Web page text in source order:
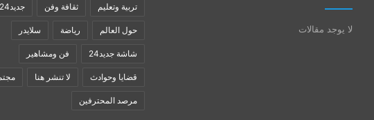
لا يوجد مقالات
تربية وتعليم ثقافة وفن جديد24
حول العالم رياضة سلايدر
شاشة جديد24 فن ومشاهير
قضايا وحوادث لا تنشر هنا
مرصد المحترفين